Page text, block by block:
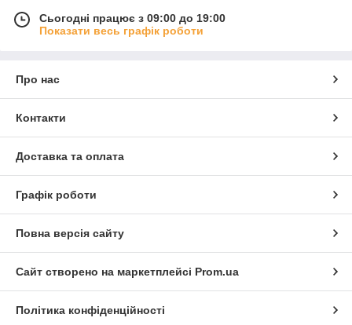
Сьогодні працює з 09:00 до 19:00
Показати весь графік роботи
Про нас
Контакти
Доставка та оплата
Графік роботи
Повна версія сайту
Сайт створено на маркетплейсі Prom.ua
Політика конфіденційності